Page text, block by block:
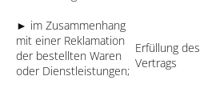
► im Zusammenhang
mit einer Reklamation
der bestellten Waren
oder Dienstleistungen;
Erfüllung des
Vertrags